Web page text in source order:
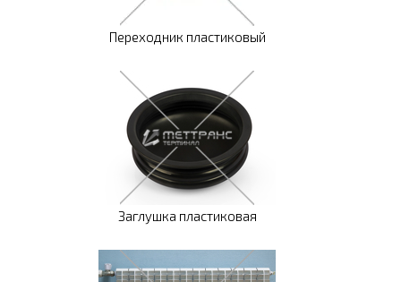
Переходник пластиковый
Заглушка пластиковая